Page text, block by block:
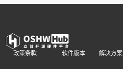
政策条款 软件版本 解决方案